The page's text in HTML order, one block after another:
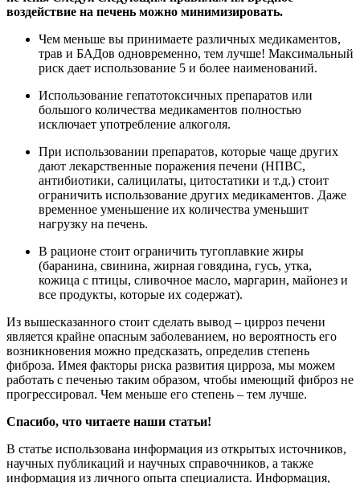
воздействие на печень можно минимизировать.
Чем меньше вы принимаете различных медикаментов,
трав и БАДов одновременно, тем лучше! Максимальный
риск дает использование 5 и более наименований.
Использование гепатотоксичных препаратов или
большого количества медикаментов полностью
исключает употребление алкоголя.
При использовании препаратов, которые чаще других
дают лекарственные поражения печени (НПВС,
антибиотики, салицилаты, цитостатики и т.д.) стоит
ограничить использование других медикаментов. Даже
временное уменьшение их количества уменьшит
нагрузку на печень.
В рационе стоит ограничить тугоплавкие жиры
(баранина, свинина, жирная говядина, гусь, утка,
кожица с птицы, сливочное масло, маргарин, майонез и
все продукты, которые их содержат).
Из вышесказанного стоит сделать вывод – цирроз печени
является крайне опасным заболеванием, но вероятность его
возникновения можно предсказать, определив степень
фиброза. Имея факторы риска развития цирроза, мы можем
работать с печенью таким образом, чтобы имеющий фиброз не
прогрессировал. Чем меньше его степень – тем лучше.
Спасибо, что читаете наши статьи!
В статье использована информация из открытых источников,
научных публикаций и научных справочников, а также
информация из личного опыта специалиста. Информация,